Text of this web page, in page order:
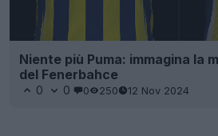
Niente più Puma: immagina la
del Fenerbahce
0 0 0 250 12 Nov 2024